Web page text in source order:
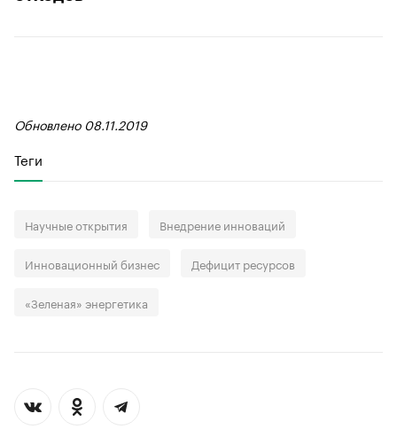
Обновлено 08.11.2019
Теги
Научные открытия Внедрение инноваций
Инновационный бизнес Дефицит ресурсов
«Зеленая» энергетика